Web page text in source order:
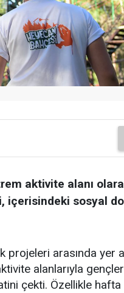
aktivite alanı
içerisindeki sosyal
projeleri arasında yer
alanlarıyla
çekti. Özellikle hafta